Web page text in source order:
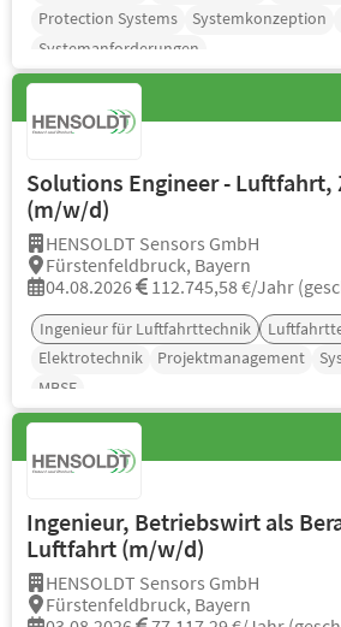
Protection Systems
Systemkonzeption
Systemanforderungen
Solutions Engineer - Luftfahrt,
(m/w/d)
HENSOLDT Sensors GmbH
Fürstenfeldbruck, Bayern
04.08.2026
112.745,58 €/Jahr
Ingenieur für Luftfahrttechnik
Elektrotechnik
Projektmanagement
MBSE
Ingenieur, Betriebswirt als
Luftfahrt (m/w/d)
HENSOLDT Sensors GmbH
Fürstenfeldbruck, Bayern